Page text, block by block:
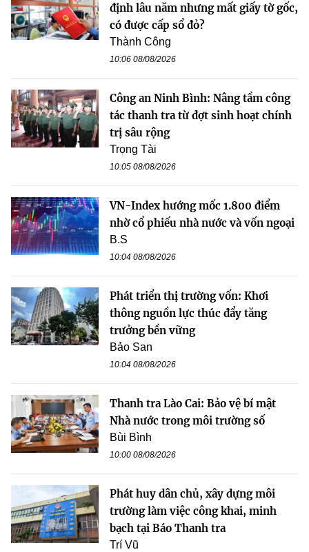
định lâu năm nhưng mất giấy tờ gốc,
có được cấp sổ đỏ?
Thành Công
10:06 08/08/2026
Công an Ninh Bình: Nâng tầm công
tác thanh tra từ đợt sinh hoạt chính
trị sâu rộng
Trọng Tài
10:05 08/08/2026
VN-Index hướng mốc 1.800 điểm
nhờ cổ phiếu nhà nước và vốn ngoại
B.S
10:04 08/08/2026
Phát triển thị trường vốn: Khơi
thông nguồn lực thúc đẩy tăng
trưởng bền vững
Bảo San
10:04 08/08/2026
Thanh tra Lào Cai: Bảo vệ bí mật
Nhà nước trong môi trường số
Bùi Bình
10:00 08/08/2026
Phát huy dân chủ, xây dựng môi
trường làm việc công khai, minh
bạch tại Báo Thanh tra
Trí Vũ